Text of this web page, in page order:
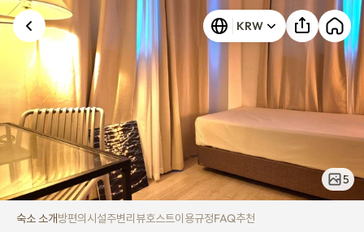
Newly built 1.5room Sadang
KRW
5
숙소 소개방편의시설주변리뷰호스트이용규정FAQ추천